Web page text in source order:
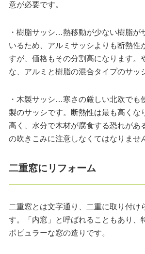
意が必要です。
・樹脂サッシ…熱移動が少ない樹脂が
いるため、アルミサッシよりも断熱性
すが、価格もその分割高になります。
な、アルミと樹脂の混合タイプのサッ
・木製サッシ…寒さの厳しい北欧でも
製のサッシです。断熱性は最も高くな
高く、水分で木材が腐食する恐れがあ
の吹きこみに注意しなくてはなりませ
二重窓にリフォーム
二重窓とは文字通り、二重に取り付け
す。「内窓」と呼ばれることもあり、
ポピュラーな窓の造りです。